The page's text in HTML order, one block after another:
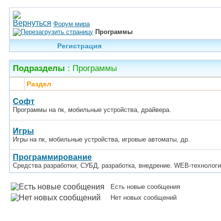
Форум мира
Программы
Регистрация
Подразделы : Программы
Раздел
Софт
Программы на пк, мобильные устройства, драйвера.
Игры
Игры на пк, мобильные устройства, игровые автоматы, др.
Программирование
Средства разработки, СУБД, разработка, внедрение. WEB-
Есть новые сообщения
Нет новых сообщений